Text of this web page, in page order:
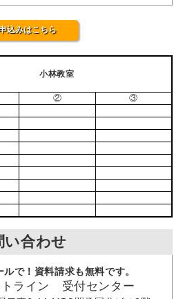
込みはこちら
小林教室
②
③
い合わせ
で！資料請求も無料です。
トライン 受付センター